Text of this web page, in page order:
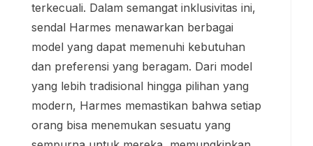
terkecuali. Dalam semangat inklusivitas ini,
sendal Harmes menawarkan berbagai
model yang dapat memenuhi kebutuhan
dan preferensi yang beragam. Dari model
yang lebih tradisional hingga pilihan yang
modern, Harmes memastikan bahwa setiap
orang bisa menemukan sesuatu yang